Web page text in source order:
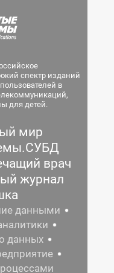
спектр изданий
в
для детей.
мир
врач
журнал
данными
данных